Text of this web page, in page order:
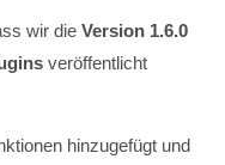
wir die Version 1.6.0
veröffentlicht
hinzugefügt und